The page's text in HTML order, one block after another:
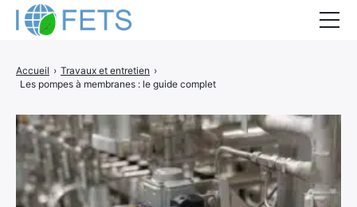
Accueil › Travaux et entretien ›
Les pompes à membranes : le guide complet
Actualités
Métiers du BTP
Guides thermiques
Aides à la rénovation